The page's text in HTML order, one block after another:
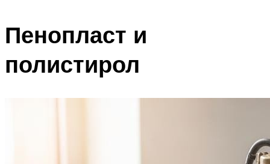
Пенопласт и
полистирол